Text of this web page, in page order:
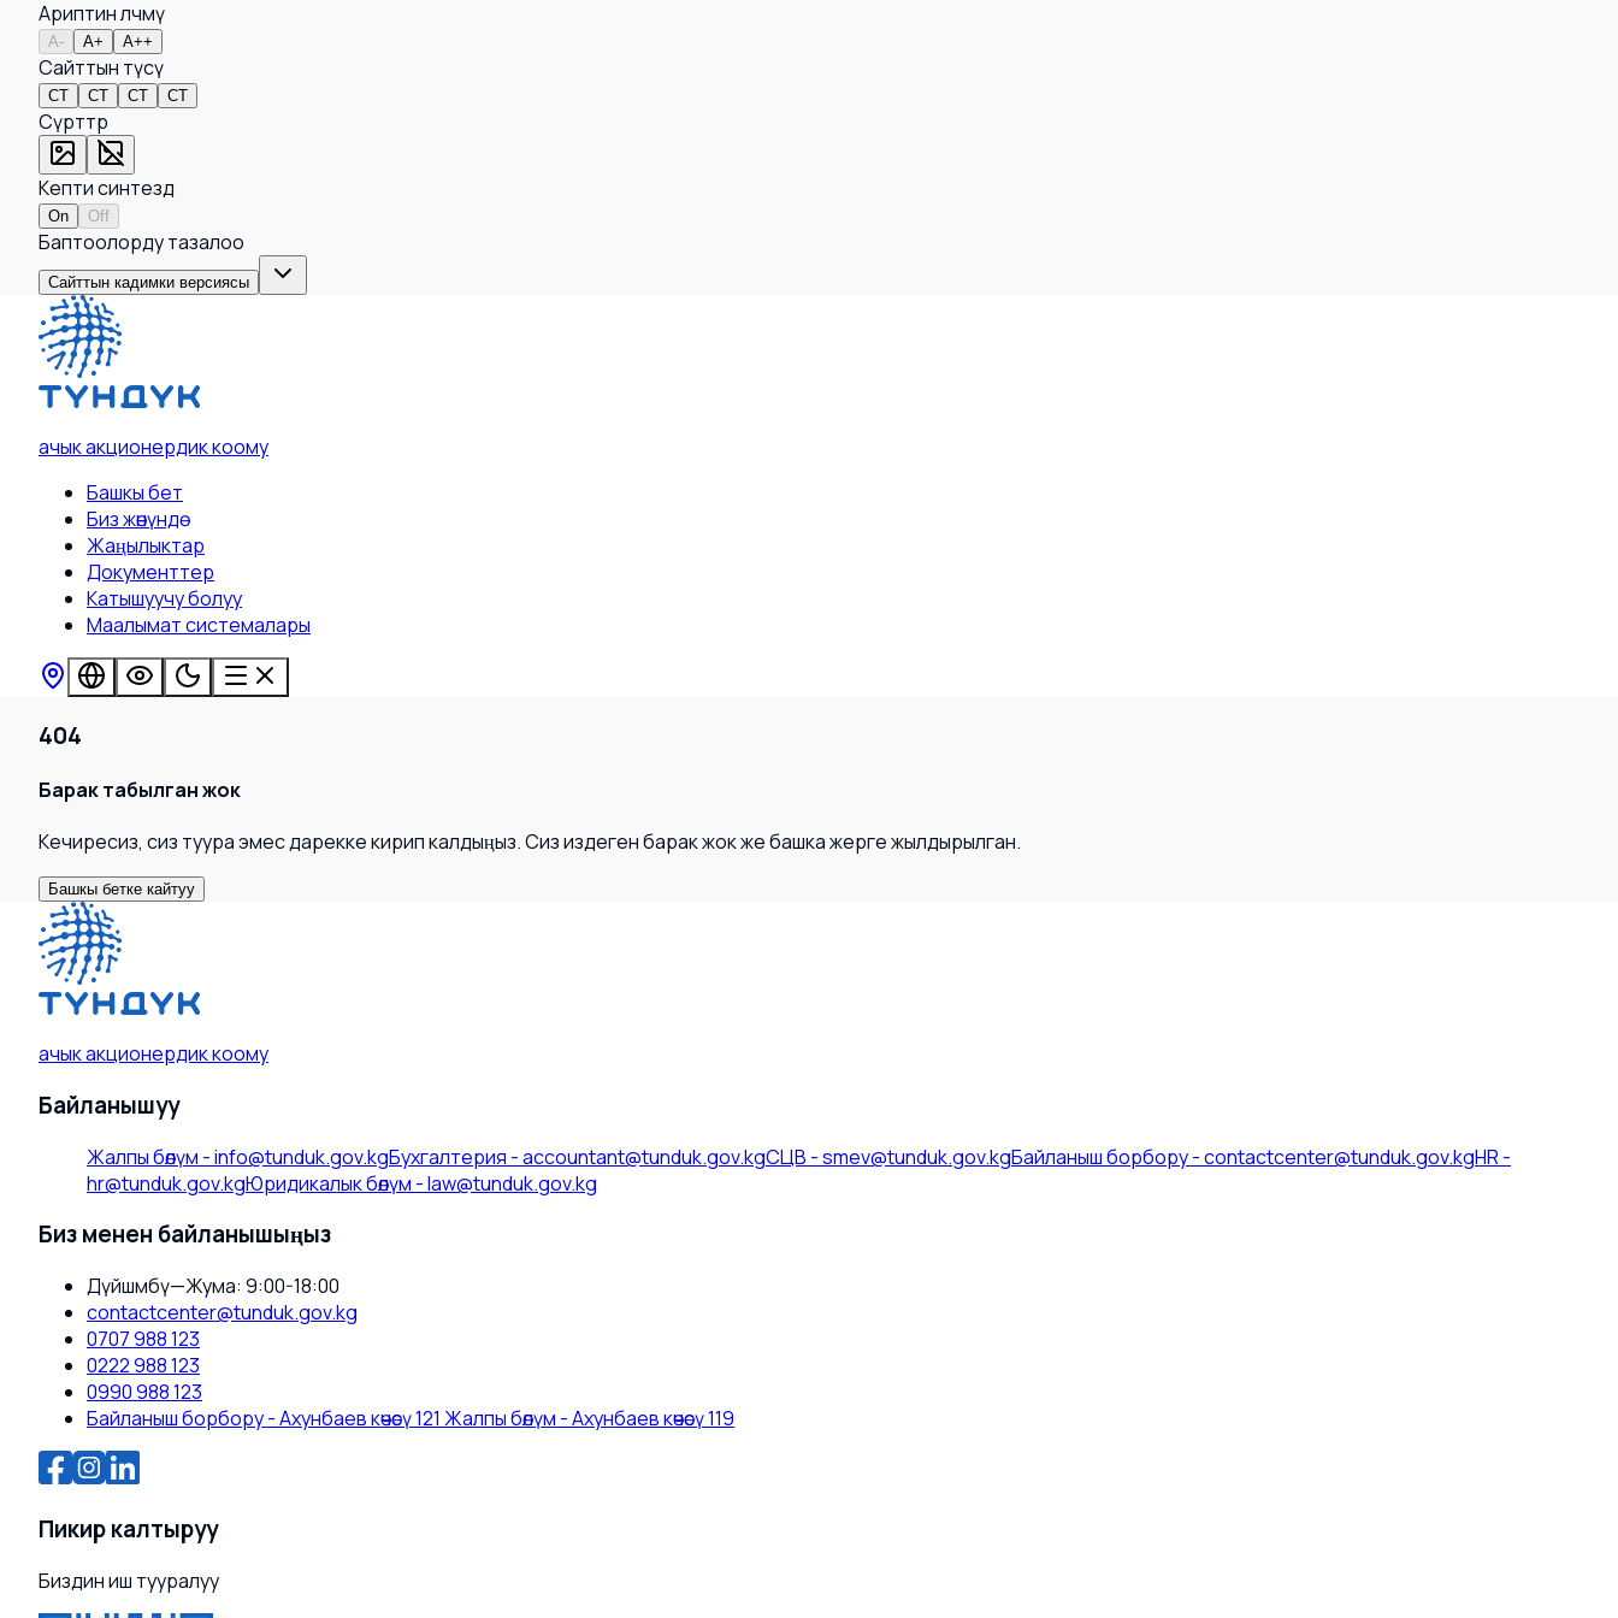
Ариптин өлчөмү
A- A+ A++
Сайттын түсү
СТ СТ СТ СТ
Сүрөттөр
Кепти синтездөө
On Off
Баптоолорду тазалоо
Сайттын кадимки версиясы
ачык акционердик коому
Башкы бет
Биз жөнүндө
Жаңылыктар
Документтер
Катышуучу болуу
Маалымат системалары
404
Барак табылган жок
Кечиресиз, сиз туура эмес дарекке кирип калдыңыз. Сиз издеген барак жок же башка жерге жылдырылган.
Башкы бетке кайтуу
ачык акционердик коому
Байланышуу
Жалпы бөлүм -info@tunduk.gov.kgБухгалтерия -accountant@tunduk.gov.kgСЦВ -smev@tunduk.gov.kgБайланыш борбору-contactcenter@tunduk.gov.kgHR-
hr@tunduk.gov.kgЮридикалык бөлүм -law@tunduk.gov.kg
Биз менен байланышыңыз
Дүйшөмбү—Жума: 9:00-18:00
contactcenter@tunduk.gov.kg
0707 988 123
0222 988 123
0990 988 123
Байланыш борбору - Ахунбаев көчөсү 121 Жалпы бөлүм - Ахунбаев көчөсү 119
Пикир калтыруу
Биздин иш тууралуу